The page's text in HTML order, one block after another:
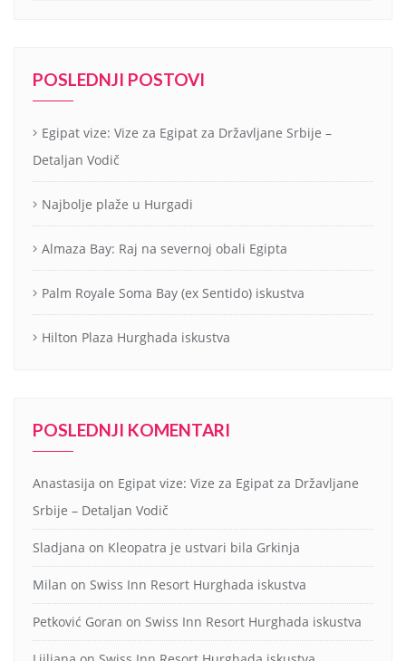
POSLEDNJI POSTOVI
Egipat vize: Vize za Egipat za Državljane Srbije –
Detaljan Vodič
Najbolje plaže u Hurgadi
Almaza Bay: Raj na severnoj obali Egipta
Palm Royale Soma Bay (ex Sentido) iskustva
Hilton Plaza Hurghada iskustva
POSLEDNJI KOMENTARI
Anastasija on Egipat vize: Vize za Egipat za Državljane
Srbije – Detaljan Vodič
Sladjana on Kleopatra je ustvari bila Grkinja
Milan on Swiss Inn Resort Hurghada iskustva
Petković Goran on Swiss Inn Resort Hurghada iskustva